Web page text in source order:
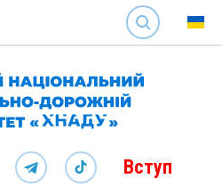
SEARCH
Вступ